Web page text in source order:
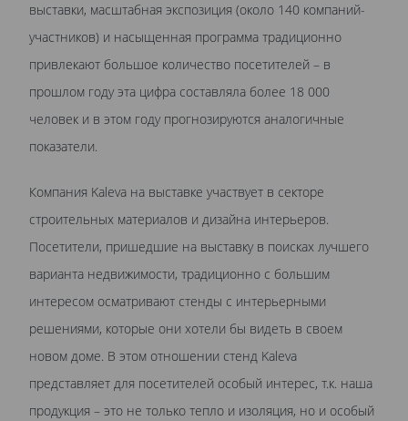
выставки, масштабная экспозиция (около 140 компаний-
участников) и насыщенная программа традиционно
привлекают большое количество посетителей – в
прошлом году эта цифра составляла более 18 000
человек и в этом году прогнозируются аналогичные
показатели.
Компания Kaleva на выставке участвует в секторе
строительных материалов и дизайна интерьеров.
Посетители, пришедшие на выставку в поисках лучшего
варианта недвижимости, традиционно с большим
интересом осматривают стенды с интерьерными
решениями, которые они хотели бы видеть в своем
новом доме. В этом отношении стенд Kaleva
представляет для посетителей особый интерес, т.к. наша
продукция – это не только тепло и изоляция, но и особый